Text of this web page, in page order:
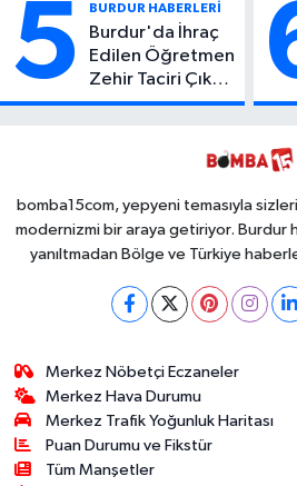
5 BURDUR HABERLERİ
Burdur'da İhraç
Edilen Öğretmen
Zehir Taciri Çıktı:
Binlerce
bomba15com, yepyeni temasıyla
modernizmi bir araya getiriyor. Burdur
yanıltmadan Bölge ve Türkiye
Merkez Nöbetçi Eczaneler
Merkez Hava Durumu
Merkez Trafik Yoğunluk Haritası
Puan Durumu ve Fikstür
Tüm Manşetler